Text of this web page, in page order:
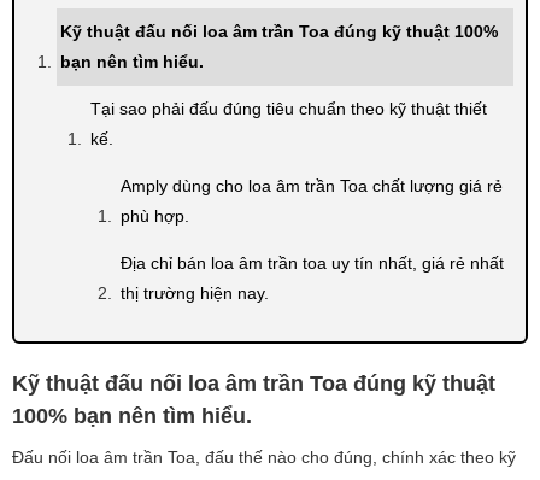
Kỹ thuật đấu nối loa âm trần Toa đúng kỹ thuật 100%
bạn nên tìm hiểu.
Tại sao phải đấu đúng tiêu chuẩn theo kỹ thuật thiết
kế.
Amply dùng cho loa âm trần Toa chất lượng giá rẻ
phù hợp.
Địa chỉ bán loa âm trần toa uy tín nhất, giá rẻ nhất
thị trường hiện nay.
Kỹ thuật đấu nối loa âm trần Toa đúng kỹ thuật
100% bạn nên tìm hiểu.
Đấu nối loa âm trần Toa, đấu thế nào cho đúng, chính xác theo kỹ